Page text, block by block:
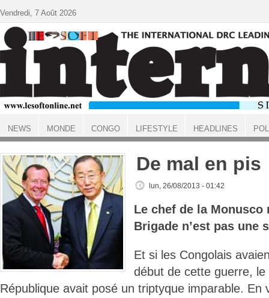
ACCUEIL
De mal en pis
lun, 26/08/2013 - 01:42
Le chef de la Monusco
Brigade n’est pas une
Et si les Congolais
début de cette guerre,
République avait posé un triptyque imparable. En
Vendredi, 7 Août 2026
NEWS MONDE CONGO LIFESTYLE HEADLINES